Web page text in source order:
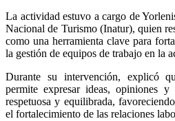
La actividad estuvo a cargo de
Nacional de Turismo (Inatur), quien
como una herramienta clave para
la gestión de equipos de trabajo en la
Durante su intervención, explicó
permite expresar ideas, opiniones y
respetuosa y equilibrada,
el fortalecimiento de las relaciones